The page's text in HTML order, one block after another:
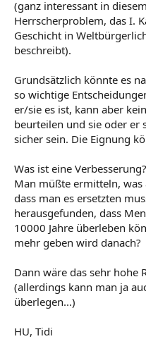
(ganz interessant in
Herrscherproblem, das I.
Geschicht in
beschreibt).
Grundsätzlich könnte es
so wichtige
er/sie es ist, kann aber
beurteilen und sie oder er
sicher sein. Die Eignung
Was ist eine Verbesserung?
Man müßte ermitteln, was
dass man es ersetzten
herausgefunden, dass
10000 Jahre überleben
mehr geben wird danach?
Dann wäre das sehr hohe
(allerdings kann man ja
überlegen...)
HU, Tidi